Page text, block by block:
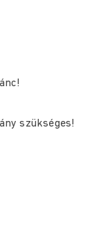
szükséges!